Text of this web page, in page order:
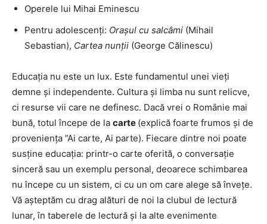
Operele lui Mihai Eminescu
Pentru adolescenți: Orașul cu salcâmi (Mihail
Sebastian), Cartea nunții (George Călinescu)
Educația nu este un lux. Este fundamentul unei vieți
demne și independente. Cultura și limba nu sunt relicve,
ci resurse vii care ne definesc. Dacă vrei o Românie mai
bună, totul începe de la carte (explică foarte frumos și de
proveniența ”Ai carte, Ai parte). Fiecare dintre noi poate
susține educația: printr-o carte oferită, o conversație
sinceră sau un exemplu personal, deoarece schimbarea
nu începe cu un sistem, ci cu un om care alege să învețe.
Vă așteptăm cu drag alături de noi la clubul de lectură
lunar, în taberele de lectură și la alte evenimente